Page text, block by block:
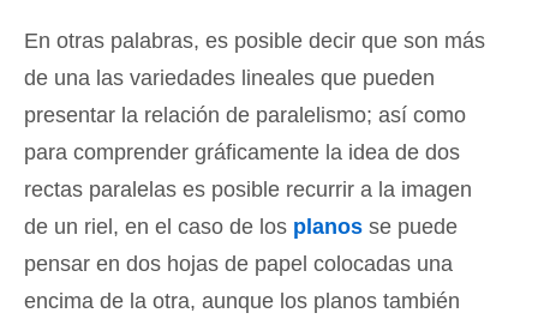
En otras palabras, es posible decir que son más
de una las variedades lineales que pueden
presentar la relación de paralelismo; así como
para comprender gráficamente la idea de dos
rectas paralelas es posible recurrir a la imagen
de un riel, en el caso de los planos se puede
pensar en dos hojas de papel colocadas una
encima de la otra, aunque los planos también